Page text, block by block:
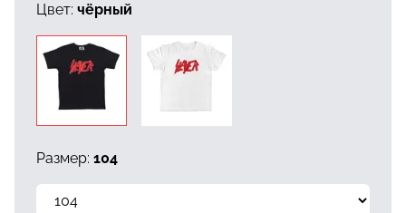
Цвет: чёрный
Размер: 104